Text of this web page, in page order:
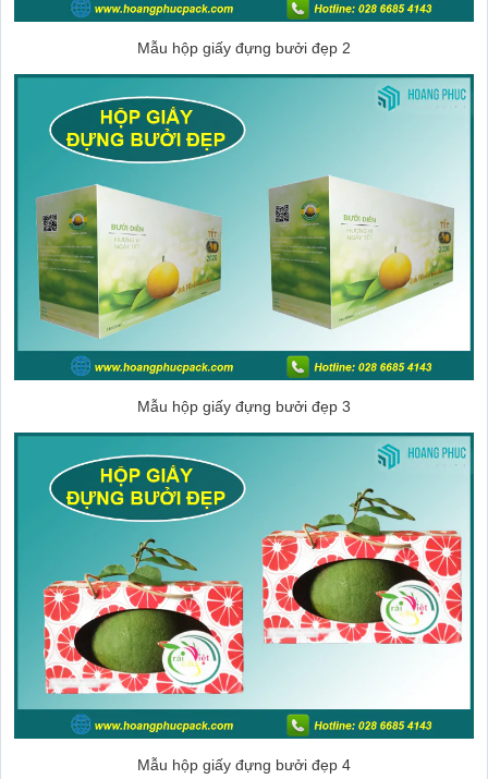
Mẫu hộp giấy đựng bưởi đẹp 2
Mẫu hộp giấy đựng bưởi đẹp 3
Mẫu hộp giấy đựng bưởi đẹp 4